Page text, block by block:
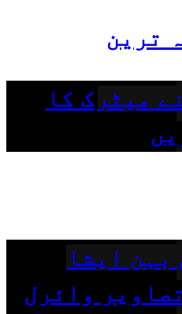
ترین
میٹرک کا
بہن ایشا
وائرل